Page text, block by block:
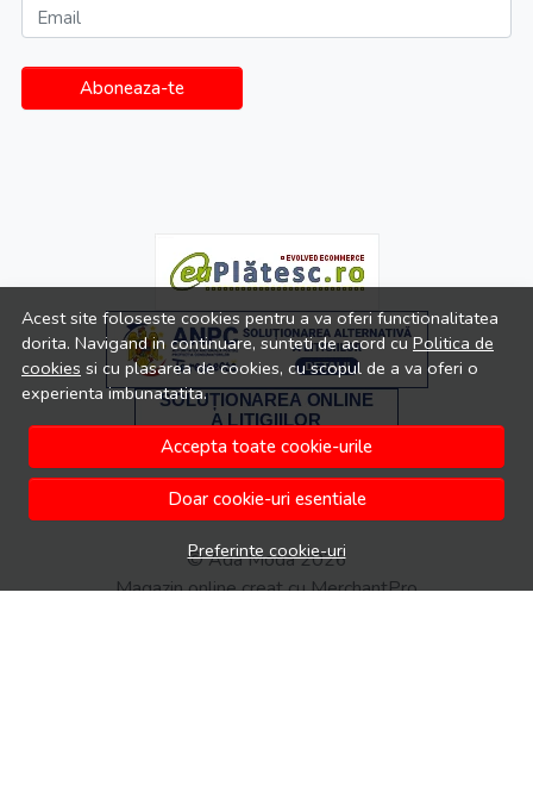
Acest site foloseste cookies pentru a va oferi functionalitatea
dorita. Navigand in continuare, sunteti de acord cuPolitica de
cookies si cu plasarea de cookies, cu scopul de a va oferi o
experienta imbunatatita.
Accepta toate cookie-urile
Doar cookie-uri esentiale
Preferinte cookie-uri
Email
Aboneaza-te
© Ada Moda 2026
Magazin online creat cu MerchantPro